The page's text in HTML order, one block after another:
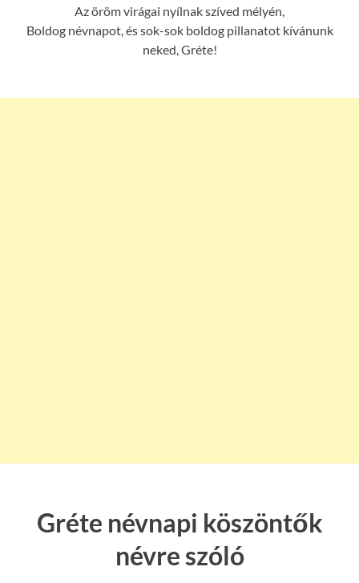
Az öröm virágai nyílnak szíved mélyén,
Boldog névnapot, és sok-sok boldog pillanatot kívánunk
neked, Gréte!
Gréte névnapi köszöntők
névre szóló